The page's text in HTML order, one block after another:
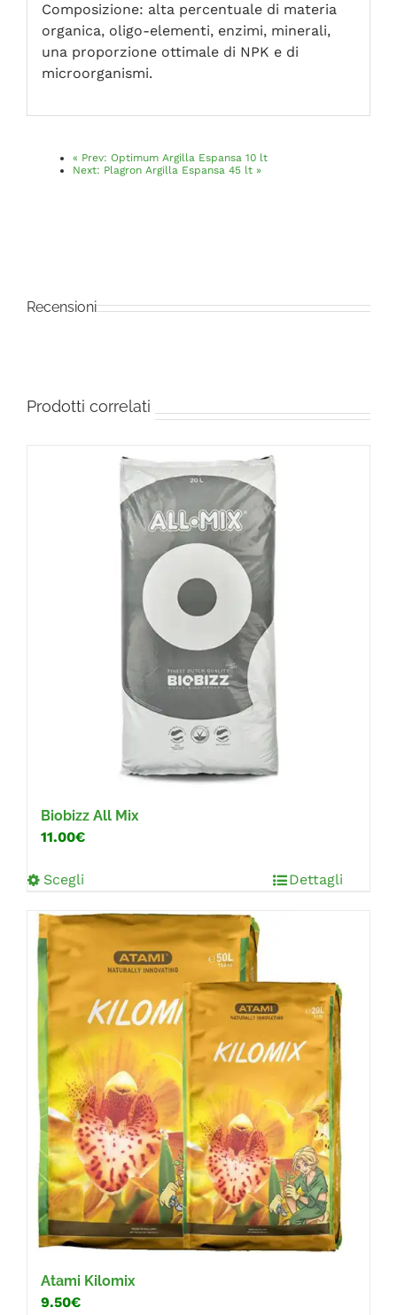
Composizione: alta percentuale di materia
organica, oligo-elementi, enzimi, minerali,
una proporzione ottimale di NPK e di
microorganismi.
« Prev: Optimum Argilla Espansa 10 lt
Next: Plagron Argilla Espansa 45 lt »
Recensioni
Prodotti correlati
Biobizz All Mix
11.00€
Scegli Dettagli
Atami Kilomix
9.50€